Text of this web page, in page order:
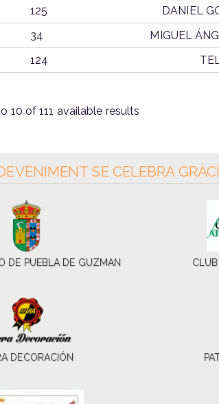
125 DANIEL
34 MIGUEL
124
10 of 111 available results
SE CELEBRA
DE PUEBLA DE GUZMAN
DECORACIÓN